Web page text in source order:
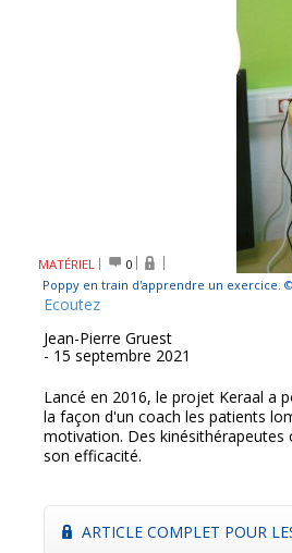
MATÉRIEL
0
Poppy en train d'apprendre un exercice.
Ecoutez
Jean-Pierre Gruest
- 15 septembre 2021
Lancé en 2016, le projet Keraal a
la façon d'un coach les patients
motivation. Des
son efficacité.
ARTICLE COMPLET POUR